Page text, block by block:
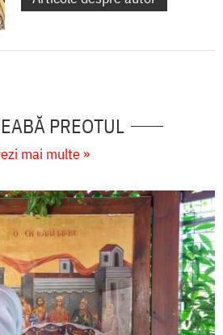
PREOTUL
mai multe »